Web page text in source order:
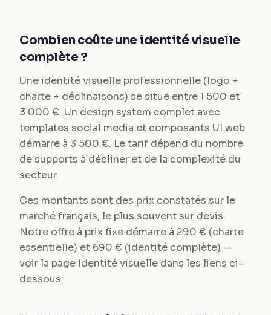
Combien coûte une identité visuelle
complète ?
Une identité visuelle professionnelle (logo +
charte + déclinaisons) se situe entre 1 500 et
3 000 €. Un design system complet avec
templates social media et composants UI web
démarre à 3 500 €. Le tarif dépend du nombre
de supports à décliner et de la complexité du
secteur.
Ces montants sont des prix constatés sur le
marché français, le plus souvent sur devis.
Notre offre à prix fixe démarre à 290 € (charte
essentielle) et 690 € (identité complète) —
voir la page Identité visuelle dans les liens ci-
dessous.